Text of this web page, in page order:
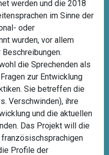
werden und die 2018
im Sinne der
oder
wurden, vor allem
die Sprechenden als
zur Entwicklung
Sie betreffen die
Verschwinden), ihre
und die aktuellen
Das Projekt will die
Profile der